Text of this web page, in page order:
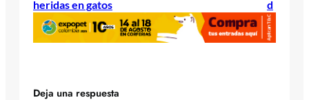
heridas en gatos
d
Deja una respuesta